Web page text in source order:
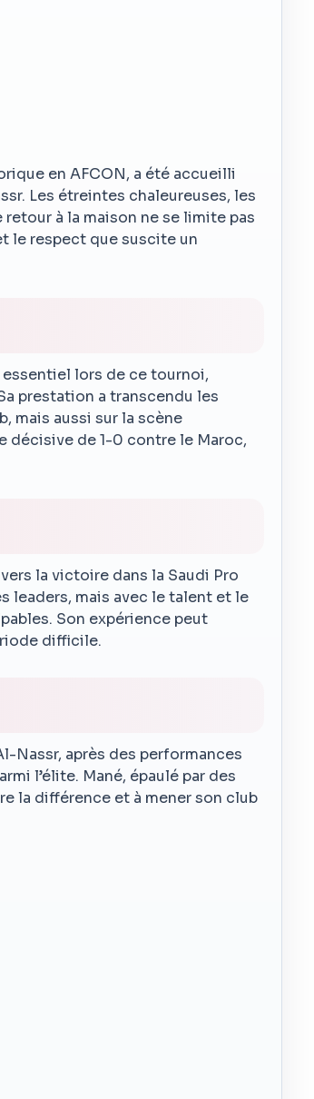
en AFCON, a été accueilli
Les étreintes chaleureuses, les
à la maison ne se limite pas
le respect que suscite un
essentiel lors de ce tournoi,
prestation a transcendu les
mais aussi sur la scène
décisive de 1-0 contre le Maroc,
la victoire dans la Saudi Pro
leaders, mais avec le talent et le
Son expérience peut
difficile.
Nassr, après des performances
l’élite. Mané, épaulé par des
la différence et à mener son club